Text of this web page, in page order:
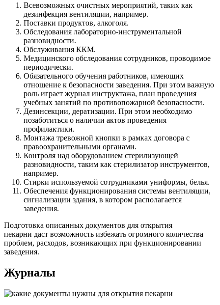
Всевозможных очистных мероприятий, таких как
дезинфекция вентиляции, например.
Поставки продуктов, алкоголя.
Обследования лабораторно-инструментальной
разновидности.
Обслуживания ККМ.
Медицинского обследования сотрудников, проводимое
периодически.
Обязательного обучения работников, имеющих
отношение к безопасности заведения. При этом важную
роль играет журнал инструктажа, план проведения
учебных занятий по противопожарной безопасности.
Дезинсекции, дератизации. При этом необходимо
позаботиться о наличии актов проведения
профилактики.
Монтажа тревожной кнопки в рамках договора с
правоохранительными органами.
Контроля над оборудованием стерилизующей
разновидности, таким как стерилизатор инструментов,
например.
Стирки используемой сотрудниками униформы, белья.
Обеспечения функционирования системы вентиляции,
сигнализации здания, в котором располагается
заведения.
Подготовка описанных документов для открытия
пекарни даст возможность избежать огромного количества
проблем, расходов, возникающих при функционировании
заведения.
Журналы